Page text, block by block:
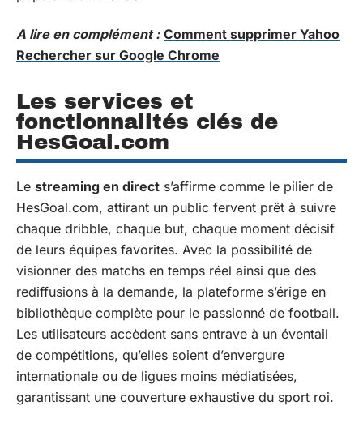
A lire en complément : Comment supprimer Yahoo
Rechercher sur Google Chrome
Les services et
fonctionnalités clés de
HesGoal.com
Le streaming en direct s’affirme comme le pilier de
HesGoal.com, attirant un public fervent prêt à suivre
chaque dribble, chaque but, chaque moment décisif
de leurs équipes favorites. Avec la possibilité de
visionner des matchs en temps réel ainsi que des
rediffusions à la demande, la plateforme s’érige en
bibliothèque complète pour le passionné de football.
Les utilisateurs accèdent sans entrave à un éventail
de compétitions, qu’elles soient d’envergure
internationale ou de ligues moins médiatisées,
garantissant une couverture exhaustive du sport roi.